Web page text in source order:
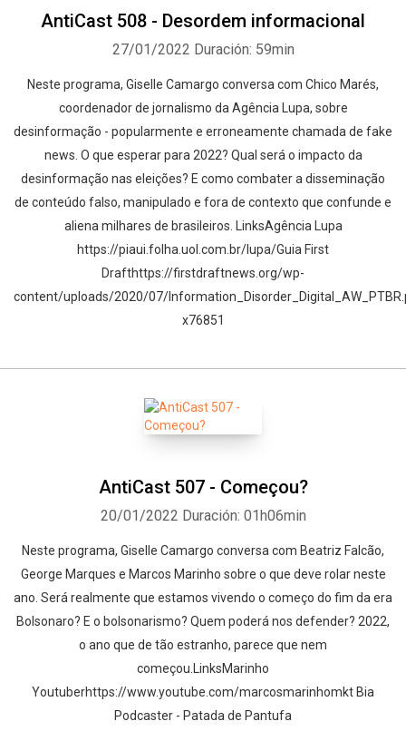
AntiCast 508 - Desordem informacional
27/01/2022 Duración: 59min
Neste programa, Giselle Camargo conversa com Chico Marés,
coordenador de jornalismo da Agência Lupa, sobre
desinformação - popularmente e erroneamente chamada de fake
news. O que esperar para 2022? Qual será o impacto da
desinformação nas eleições? E como combater a disseminação
de conteúdo falso, manipulado e fora de contexto que confunde e
aliena milhares de brasileiros. LinksAgência Lupa
https://piaui.folha.uol.com.br/lupa/Guia First
Drafthttps://firstdraftnews.org/wp-
content/uploads/2020/07/
x76851
AntiCast 507 - Começou?
20/01/2022 Duración: 01h06min
Neste programa, Giselle Camargo conversa com Beatriz Falcão,
George Marques e Marcos Marinho sobre o que deve rolar neste
ano. Será realmente que estamos vivendo o começo do fim da era
Bolsonaro? E o bolsonarismo? Quem poderá nos defender? 2022,
o ano que de tão estranho, parece que nem
começou.LinksMarinho
Youtuberhttps://www.youtube.com/marcosmarinhomkt Bia
Podcaster - Patada de Pantufa